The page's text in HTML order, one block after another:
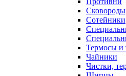
Сотейники
Термосы и
Чайники
Чистки,